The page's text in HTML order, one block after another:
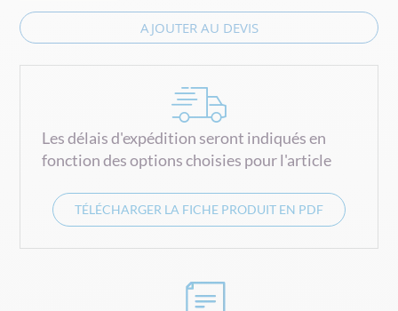
AJOUTER AU DEVIS
Les délais d'expédition seront indiqués en
fonction des options choisies pour l'article
TÉLÉCHARGER LA FICHE PRODUIT EN PDF